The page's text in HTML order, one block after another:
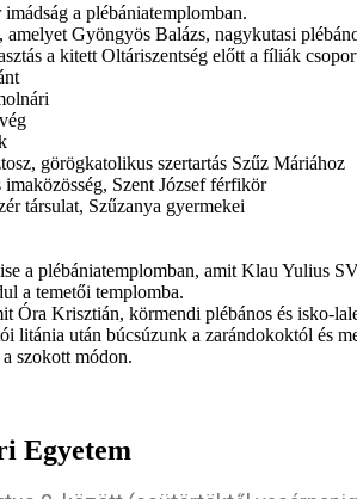
a plébániatemplomban.
amelyet Gyöngyös Balázs, nagykutasi
a kitett Oltáriszentség előtt a fíliák
görögkatolikus szertartás Szűz Máriához
Szent József férfikör
társulat, Szűzanya gyermekei
a plébániatemplomban, amit Klau Yulius
a temetői templomba.
Óra Krisztián, körmendi plébános és isko-
litánia után búcsúzunk a zarándokoktól és
szokott módon.
Egyetem